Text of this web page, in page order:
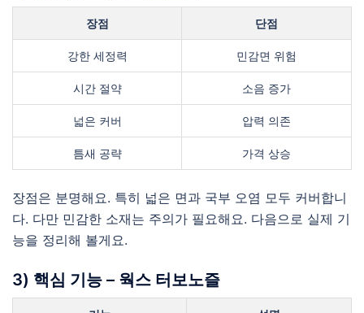
장점 단점
강한 세정력 민감면 위험
시간 절약 소음 증가
넓은 커버 압력 의존
틈새 공략 가격 상승
장점은 분명해요. 특히 넓은 면과 국부 오염 모두 커버합니
다. 다만 민감한 소재는 주의가 필요해요. 다음으로 실제 기
능을 정리해 볼게요.
3) 핵심 기능 – 웍스 터보노즐